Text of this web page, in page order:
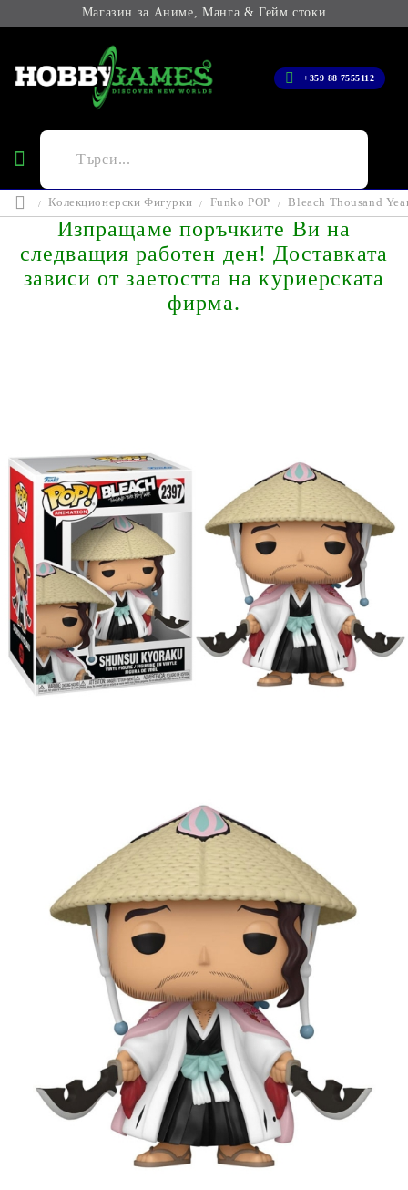
Магазин за Аниме, Манга & Гейм стоки
+359 88 7555112
Колекционерски Фигурки Funko POP Bleach Thousand
Изпращаме поръчките Ви на
следващия работен ден! Доставката
зависи от заетостта на куриерската
фирма.
Share Tweet